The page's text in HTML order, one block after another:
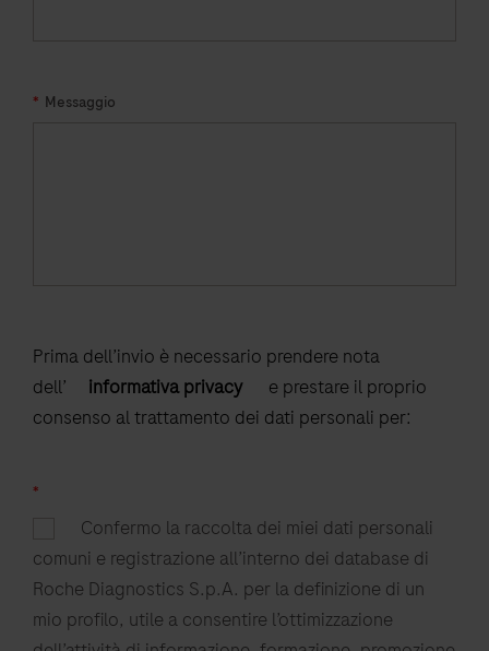
* Messaggio
Prima dell’invio è necessario prendere nota
dell’
informativa privacy
e prestare il proprio
consenso al trattamento dei dati personali per:
*
Confermo la raccolta dei miei dati personali
comuni e registrazione all’interno dei database di
Roche Diagnostics S.p.A. per la definizione di un
mio profilo, utile a consentire l’ottimizzazione